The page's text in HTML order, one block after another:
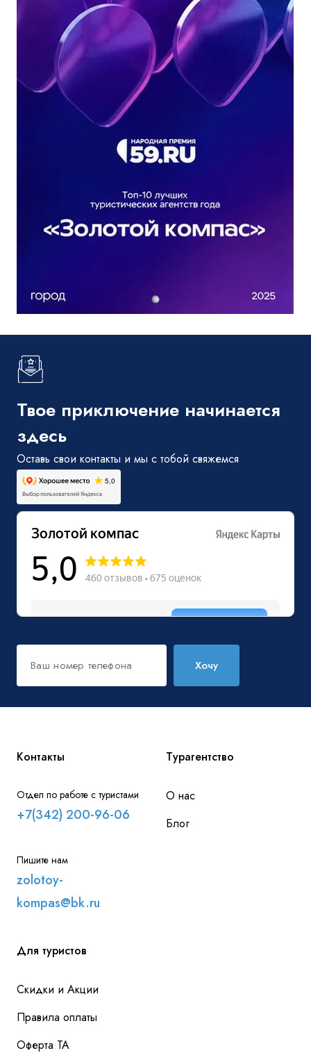
Твое приключение начинается
здесь
Оставь свои контакты и мы с тобой свяжемся
Хочу
Контакты
Отдел по работе с туристами
+7(342) 200-96-06
Пишите нам
zolotoy-
kompas@bk.ru
Турагентство
О нас
Блог
Для туристов
Скидки и Акции
Правила оплаты
Оферта ТА